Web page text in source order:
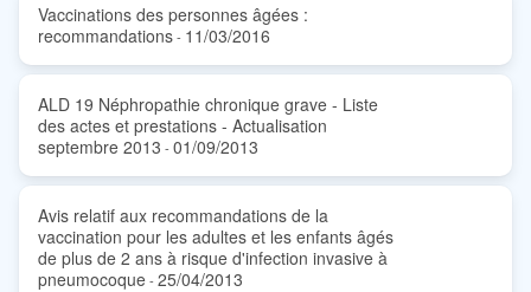
Vaccinations des personnes âgées :
recommandations- 11/03/2016
ALD 19 Néphropathie chronique grave - Liste
des actes et prestations - Actualisation
septembre 2013 -01/09/2013
Avis relatif aux recommandations de la
vaccination pour les adultes et les enfants âgés
de plus de 2 ans à risque d'infection invasive à
pneumocoque-25/04/2013